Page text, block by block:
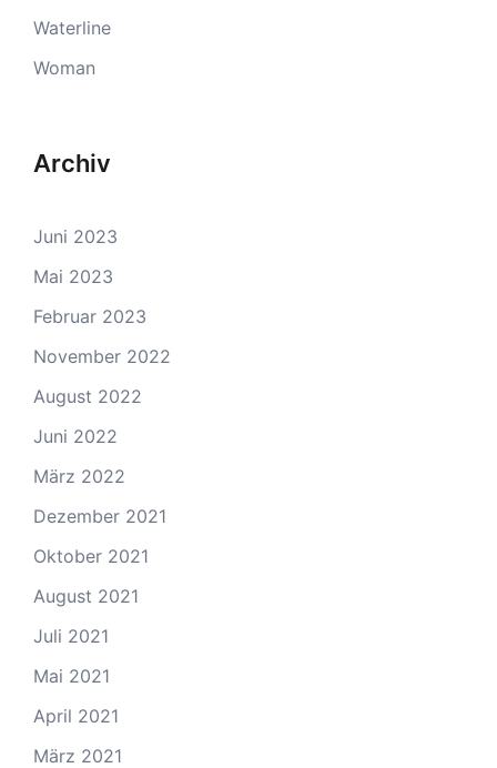
Waterline
Woman
Archiv
Juni 2023
Mai 2023
Februar 2023
November 2022
August 2022
Juni 2022
März 2022
Dezember 2021
Oktober 2021
August 2021
Juli 2021
Mai 2021
April 2021
März 2021